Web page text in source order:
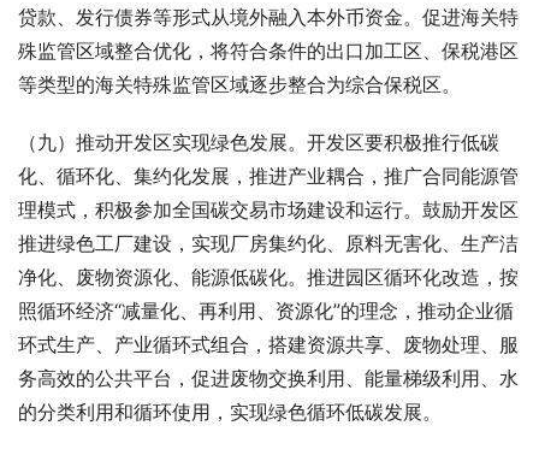
贷款、发行债券等形式从境外融入本外币资金。促进海关特
殊监管区域整合优化，将符合条件的出口加工区、保税港区
等类型的海关特殊监管区域逐步整合为综合保税区。
（九）推动开发区实现绿色发展。开发区要积极推行低碳
化、循环化、集约化发展，推进产业耦合，推广合同能源管
理模式，积极参加全国碳交易市场建设和运行。鼓励开发区
推进绿色工厂建设，实现厂房集约化、原料无害化、生产洁
净化、废物资源化、能源低碳化。推进园区循环化改造，按
照循环经济“减量化、再利用、资源化”的理念，推动企业循
环式生产、产业循环式组合，搭建资源共享、废物处理、服
务高效的公共平台，促进废物交换利用、能量梯级利用、水
的分类利用和循环使用，实现绿色循环低碳发展。